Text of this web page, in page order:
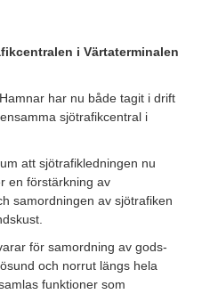
i Värtaterminalen
har nu både tagit i drift
sjötrafikcentral i
att sjötrafikledningen nu
en förstärkning av
samordningen av sjötrafiken
för samordning av gods-
och norrut längs hela
funktioner som